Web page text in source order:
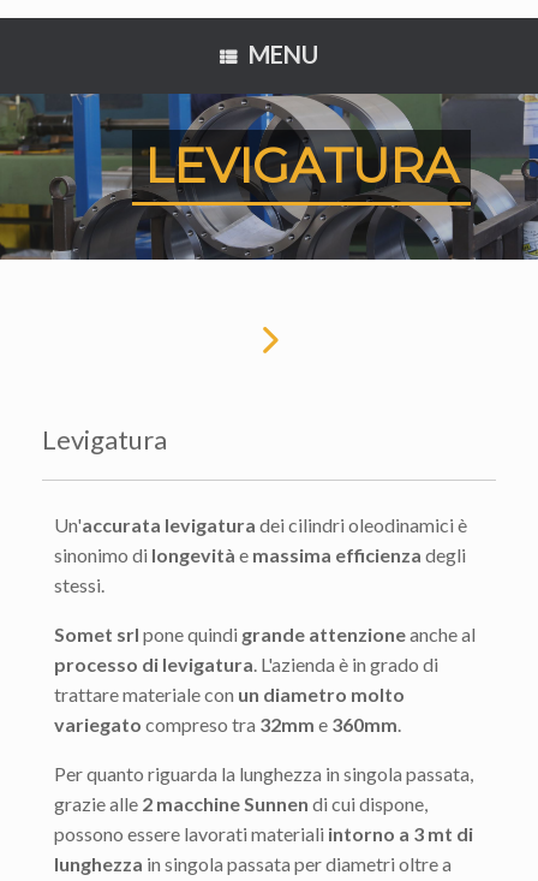
MENU
LEVIGATURA
Levigatura
Un'accurata levigatura dei cilindri oleodinamici è
sinonimo di longevità e massima efficienza degli
stessi.
Somet srl pone quindi grande attenzioneanche al
processo di levigatura. L'azienda è in grado di
trattare materiale con un diametro molto
variegato compreso tra 32mm e 360mm.
Per quanto riguarda la lunghezza in singola passata,
grazie alle 2 macchine Sunnen di cui dispone,
possono essere lavorati materiali intorno a 3 mt di
lunghezza in singola passata per diametri oltre a